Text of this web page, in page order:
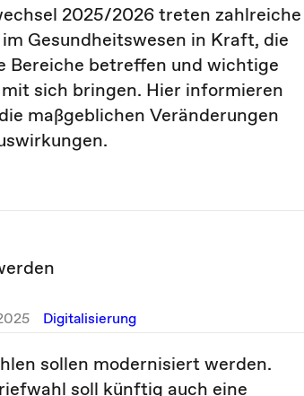
2025/2026 treten zahlreiche
Gesundheitswesen in Kraft, die
Bereiche betreffen und wichtige
sich bringen. Hier informieren
maßgeblichen Veränderungen
Digitalisierung
sollen modernisiert werden.
soll künftig auch eine